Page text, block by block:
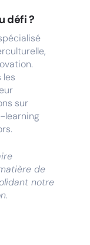
défi ?
les
sur
learning
de
notre